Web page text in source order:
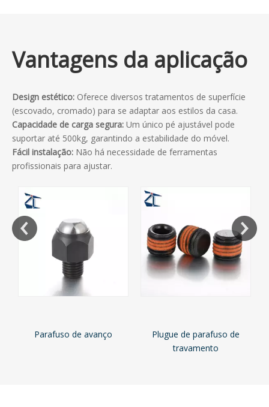
Vantagens da aplicação
Design estético: Oferece diversos tratamentos de superfície
(escovado, cromado) para se adaptar aos estilos da casa.
Capacidade de carga segura: Um único pé ajustável pode
suportar até 500kg, garantindo a estabilidade do móvel.
Fácil instalação: Não há necessidade de ferramentas
profissionais para ajustar.
de avanço
Plugue de parafuso de
travamento